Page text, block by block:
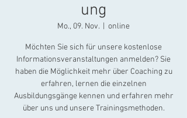
ung
Mo., 09. Nov. online
Möchten Sie sich für unsere kostenlose
Informationsveranstaltungen anmelden? Sie
haben die Möglichkeit mehr über Coaching zu
erfahren, lernen die einzelnen
Ausbildungsgänge kennen und erfahren mehr